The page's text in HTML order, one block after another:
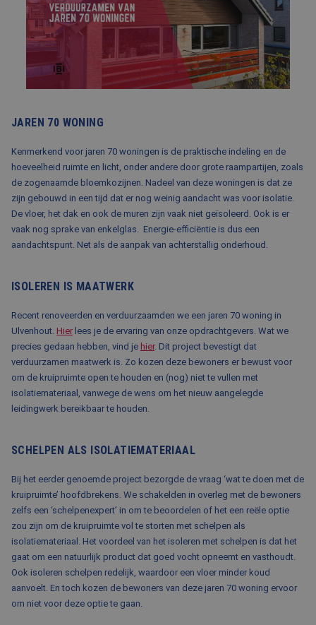
JAREN 70 WONING
Kenmerkend voor jaren 70 woningen is de praktische indeling en de
hoeveelheid ruimte en licht, onder andere door grote raampartijen, zoals
de zogenaamde bloemkozijnen. Nadeel van deze woningen is dat ze
zijn gebouwd in een tijd dat er nog weinig aandacht was voor isolatie.
De vloer, het dak en ook de muren zijn vaak niet geïsoleerd. Ook is er
vaak nog sprake van enkelglas. Energie-efficiëntie is dus een
aandachtspunt. Net als de aanpak van achterstallig onderhoud.
ISOLEREN IS MAATWERK
Recent renoveerden en verduurzaamden we een jaren 70 woning in
Ulvenhout. Hier lees je de ervaring van onze opdrachtgevers. Wat we
precies gedaan hebben, vind je hier. Dit project bevestigt dat
verduurzamen maatwerk is. Zo kozen deze bewoners er bewust voor
om de kruipruimte open te houden en (nog) niet te vullen met
isolatiemateriaal, vanwege de wens om het nieuw aangelegde
leidingwerk bereikbaar te houden.
SCHELPEN ALS ISOLATIEMATERIAAL
Bij het eerder genoemde project bezorgde de vraag ‘wat te doen met de
kruipruimte’ hoofdbrekens. We schakelden in overleg met de bewoners
zelfs een ‘schelpenexpert’ in om te beoordelen of het een reële optie
zou zijn om de kruipruimte vol te storten met schelpen als
isolatiemateriaal. Het voordeel van het isoleren met schelpen is dat het
gaat om een natuurlijk product dat goed vocht opneemt en vasthoudt.
Ook isoleren schelpen redelijk, waardoor een vloer minder koud
aanvoelt. En toch kozen de bewoners van deze jaren 70 woning ervoor
om niet voor deze optie te gaan.